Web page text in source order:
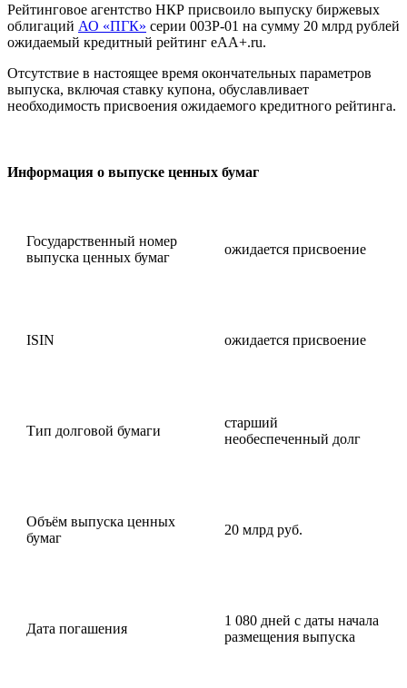
Рейтинговое агентство НКР присвоило выпуску биржевых
облигаций АО «ПГК» серии 003P-01 на сумму 20 млрд рублей
ожидаемый кредитный рейтинг eAA+.ru.
Отсутствие в настоящее время окончательных параметров
выпуска, включая ставку купона, обуславливает
необходимость присвоения ожидаемого кредитного рейтинга.
Информация о выпуске ценных бумаг
Государственный номер
выпуска ценных бумаг
ожидается присвоение
ISIN ожидается присвоение
Тип долговой бумаги
старший
необеспеченный долг
Объём выпуска ценных
бумаг
20 млрд руб.
Дата погашения
1 080 дней с даты начала
размещения выпуска